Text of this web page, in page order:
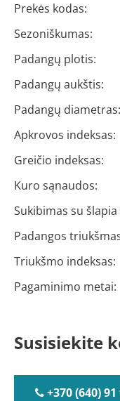
Prekės kodas:
Sezoniškumas:
Padangų plotis:
Padangų aukštis:
Padangų diametras:
Apkrovos indeksas:
Greičio indeksas:
Kuro sąnaudos:
Sukibimas su šlapia
Padangos
Triukšmo indeksas:
Pagaminimo metai:
Susisiekite
+370 (640) 91